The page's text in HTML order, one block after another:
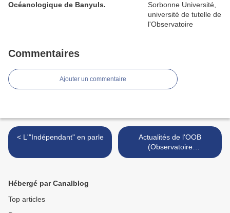
Océanologique de Banyuls.
Commentaires
Ajouter un commentaire
< L'"Indépendant" en parle
Actualités de l'OOB
(Observatoire
océanologique de Banyuls-
Hébergé par Canalblog
Top articles